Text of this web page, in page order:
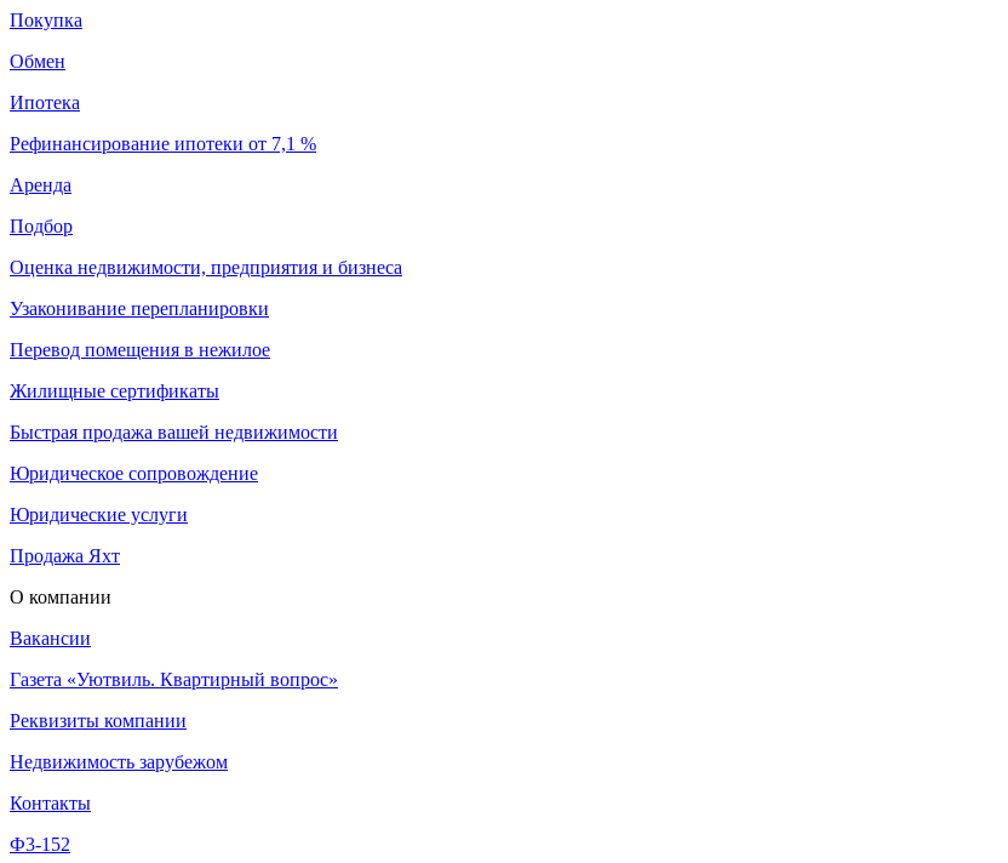
Покупка
Обмен
Ипотека
Рефинансирование ипотеки от 7,1 %
Аренда
Подбор
Оценка недвижимости, предприятия и бизнеса
Узаконивание перепланировки
Перевод помещения в нежилое
Жилищные сертификаты
Быстрая продажа вашей недвижимости
Юридическое сопровождение
Юридические услуги
Продажа Яхт
О компании
Вакансии
Газета «Уютвиль. Квартирный вопрос»
Реквизиты компании
Недвижимость зарубежом
Контакты
Ф3-152